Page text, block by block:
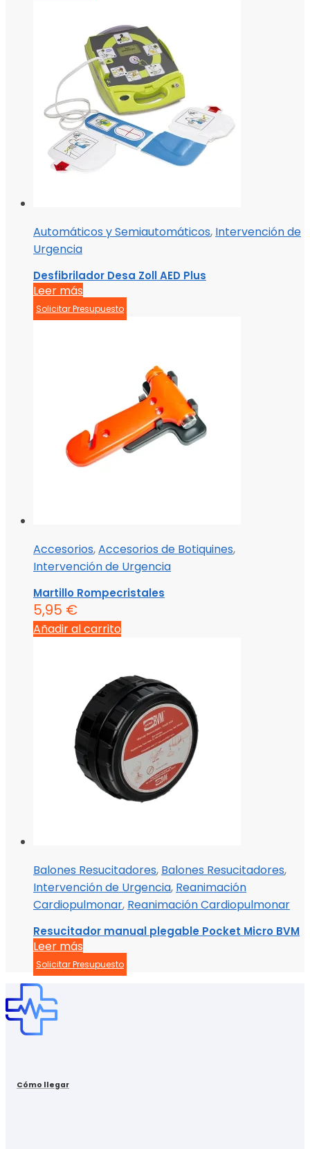
Automáticos y Semiautomáticos, Intervención de
Urgencia
Desfibrilador Desa Zoll AED Plus
Leer más
Solicitar Presupuesto
Accesorios,Accesorios de Botiquines,
Intervención de Urgencia
Martillo Rompecristales
5,95 €
Añadir al carrito
Balones Resucitadores, Balones Resucitadores,
Intervención de Urgencia, Reanimación
Cardiopulmonar, Reanimación Cardiopulmonar
Resucitador manual plegable Pocket Micro BVM
Leer más
Solicitar Presupuesto
Cómo llegar